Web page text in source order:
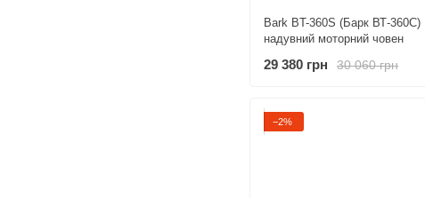
Bark BT-360S (Барк ВТ-360С)
надувний моторний човен
30 060 грн
29 380 грн
−2%